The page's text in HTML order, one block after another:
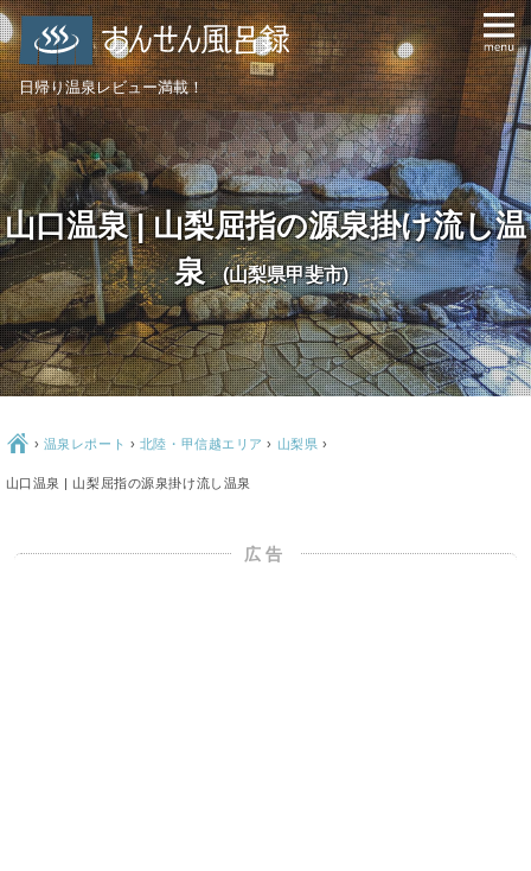
日帰り温泉レビュー満載！
山口温泉 | 山梨屈指の源泉掛け流し温
泉
(山梨県甲斐市)
Ç › 温泉レポート › 北陸・甲信越エリア › 山梨県 ›
山口温泉 | 山梨屈指の源泉掛け流し温泉